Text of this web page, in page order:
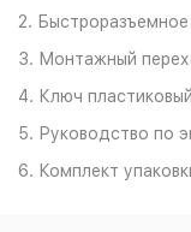
2.
3. Монтажный
4. Ключ пластиковый
5. Руководство по
6. Комплект